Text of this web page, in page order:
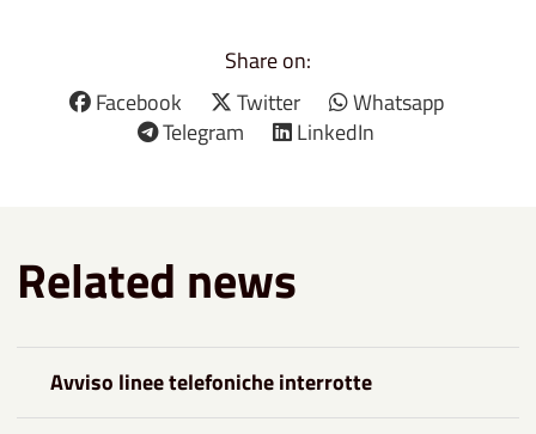
Share on:
Facebook
Twitter
Whatsapp
Telegram
LinkedIn
Related news
Avviso linee telefoniche interrotte